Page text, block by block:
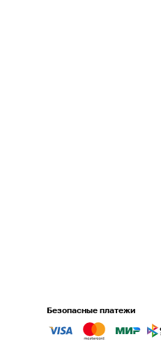
Безопасные платежи